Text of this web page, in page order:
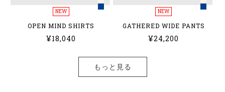
NEW
OPEN MIND SHIRTS
¥18,040
NEW
GATHERED WIDE PANTS
¥24,200
もっと見る